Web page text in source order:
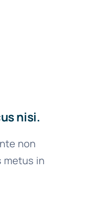
nisi.
non
metus in